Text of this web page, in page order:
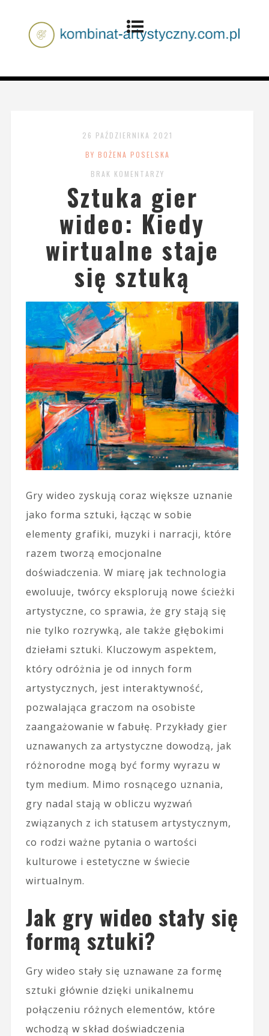
26 PAŹDZIERNIKA 2021
BY BOŻENA POSELSKA
BRAK KOMENTARZY
Sztuka gier
wideo: Kiedy
wirtualne staje
się sztuką
Gry wideo zyskują coraz większe uznanie
jako forma sztuki, łącząc w sobie
elementy grafiki, muzyki i narracji, które
razem tworzą emocjonalne
doświadczenia. W miarę jak technologia
ewoluuje, twórcy eksplorują nowe ścieżki
artystyczne, co sprawia, że gry stają się
nie tylko rozrywką, ale także głębokimi
dziełami sztuki. Kluczowym aspektem,
który odróżnia je od innych form
artystycznych, jest interaktywność,
pozwalająca graczom na osobiste
zaangażowanie w fabułę. Przykłady gier
uznawanych za artystyczne dowodzą, jak
różnorodne mogą być formy wyrazu w
tym medium. Mimo rosnącego uznania,
gry nadal stają w obliczu wyzwań
związanych z ich statusem artystycznym,
co rodzi ważne pytania o wartości
kulturowe i estetyczne w świecie
wirtualnym.
Jak gry wideo stały się
formą sztuki?
Gry wideo stały się uznawane za formę
sztuki głównie dzięki unikalnemu
połączeniu różnych elementów, które
wchodzą w skład doświadczenia